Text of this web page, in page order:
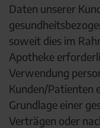
Daten unserer
soweit dies im
Apotheke
Verwendung
Kunden/Patienten
Grundlage einer
Verträgen oder